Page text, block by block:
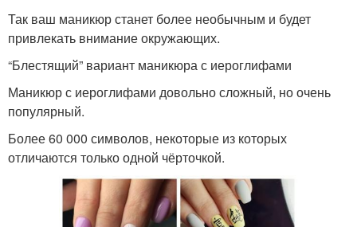
Так ваш маникюр станет более необычным и будет
привлекать внимание окружающих.
“Блестящий” вариант маникюра с иероглифами
Маникюр с иероглифами довольно сложный, но очень
популярный.
Более 60 000 символов, некоторые из которых
отличаются только одной чёрточкой.